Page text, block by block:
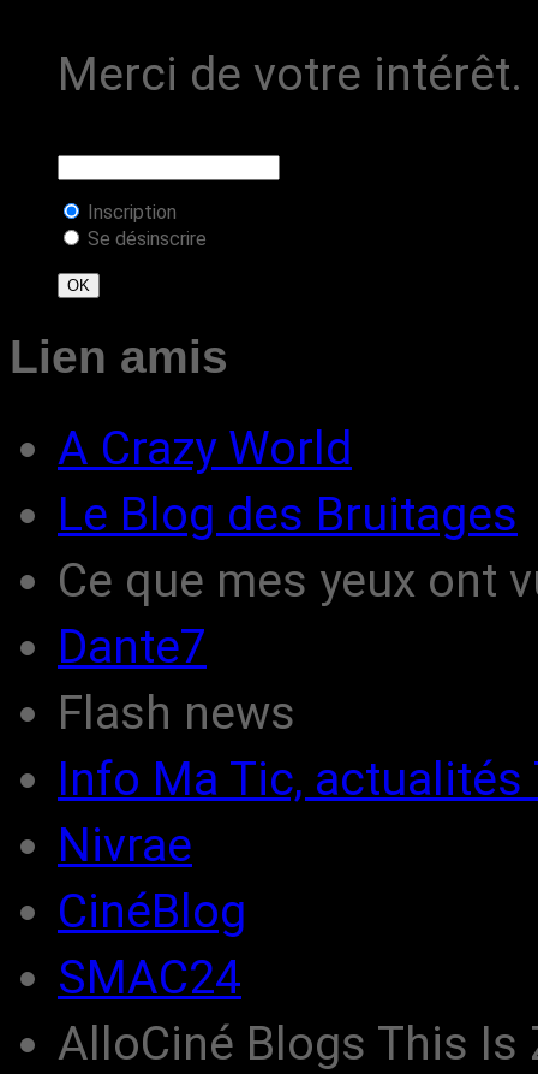
Merci de votre intérêt.
Inscription
Se désinscrire
Lien amis
A Crazy World
Le Blog des Bruitages
Ce que mes yeux ont
Dante7
Flash news
Info Ma Tic, actualités
Nivrae
CinéBlog
SMAC24
AlloCiné Blogs This Is